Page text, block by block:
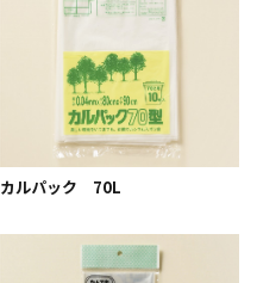
カルパック 70L